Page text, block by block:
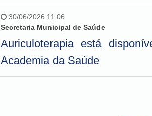
30/06/2026 11:06
Secretaria Municipal de Saúde
Auriculoterapia está
Academia da Saúde